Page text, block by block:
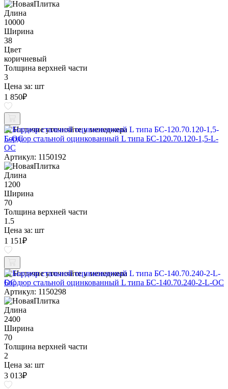
Длина
10000
Ширина
38
Цвет
коричневый
Толщина верхней части
3
Цена за: шт
1 850₽
Наличие уточняйте у менеджера
Бордюр стальной оцинкованный L типа БС-120.70.120-1,5-L-
ОС
Артикул: 1150192
Длина
1200
Ширина
70
Толщина верхней части
1.5
Цена за: шт
1 151₽
Наличие уточняйте у менеджера
Бордюр стальной оцинкованный L типа БС-140.70.240-2-L-ОС
Артикул: 1150298
Длина
2400
Ширина
70
Толщина верхней части
2
Цена за: шт
3 013₽